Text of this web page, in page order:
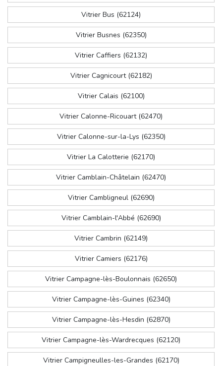
Vitrier Bus (62124)
Vitrier Busnes (62350)
Vitrier Caffiers (62132)
Vitrier Cagnicourt (62182)
Vitrier Calais (62100)
Vitrier Calonne-Ricouart (62470)
Vitrier Calonne-sur-la-Lys (62350)
Vitrier La Calotterie (62170)
Vitrier Camblain-Châtelain (62470)
Vitrier Cambligneul (62690)
Vitrier Camblain-l'Abbé (62690)
Vitrier Cambrin (62149)
Vitrier Camiers (62176)
Vitrier Campagne-lès-Boulonnais (62650)
Vitrier Campagne-lès-Guines (62340)
Vitrier Campagne-lès-Hesdin (62870)
Vitrier Campagne-lès-Wardrecques (62120)
Vitrier Campigneulles-les-Grandes (62170)